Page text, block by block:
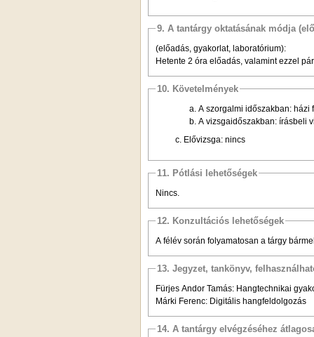
9. A tantárgy oktatásának módja
(előadás, gyakorlat, laboratórium):
Hetente 2 óra előadás, valamint ezzel
10. Követelmények
a. A szorgalmi időszakban:
b. A vizsgaidőszakban: írásbeli
Elővizsga: nincs
11. Pótlási lehetőségek
Nincs.
12. Konzultációs lehetőségek
A félév során folyamatosan a tárgy
13. Jegyzet, tankönyv,
Fürjes Andor Tamás: Hangtechnikai
Márki Ferenc: Digitális hangfeldolgozás
14. A tantárgy elvégzéséhez